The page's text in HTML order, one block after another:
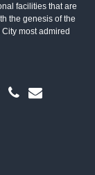
facilities that are
the genesis of the
most admired